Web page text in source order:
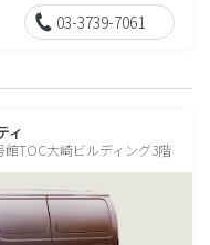
03-3739-7061
ィ
TOC大崎ビルディング3階